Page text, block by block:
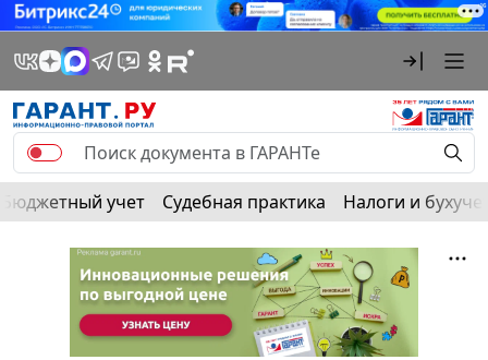
Бюджетный учет Судебная практика Налоги и